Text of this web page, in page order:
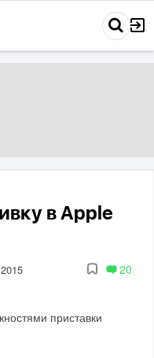
в Apple
20
приставки